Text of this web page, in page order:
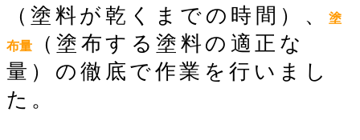
（塗料が乾くまでの時間）、塗
布量
（塗布する塗料の適正な
量）の徹底で作業を行いまし
た。